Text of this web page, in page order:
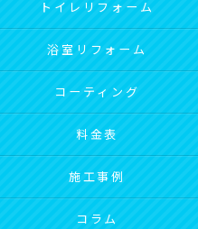
トイレリフォーム
浴室リフォーム
コーティング
料金表
施工事例
コラム